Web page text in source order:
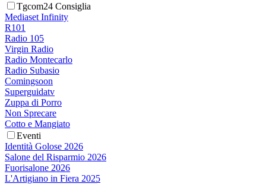
Tgcom24 Consiglia
Mediaset Infinity
R101
Radio 105
Virgin Radio
Radio Montecarlo
Radio Subasio
Comingsoon
Superguidatv
Zuppa di Porro
Non Sprecare
Cotto e Mangiato
Eventi
Identità Golose 2026
Salone del Risparmio 2026
Fuorisalone 2026
L'Artigiano in Fiera 2025